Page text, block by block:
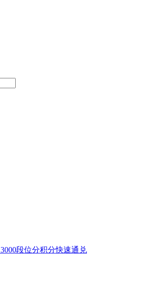
3000段位分积分快速通兑